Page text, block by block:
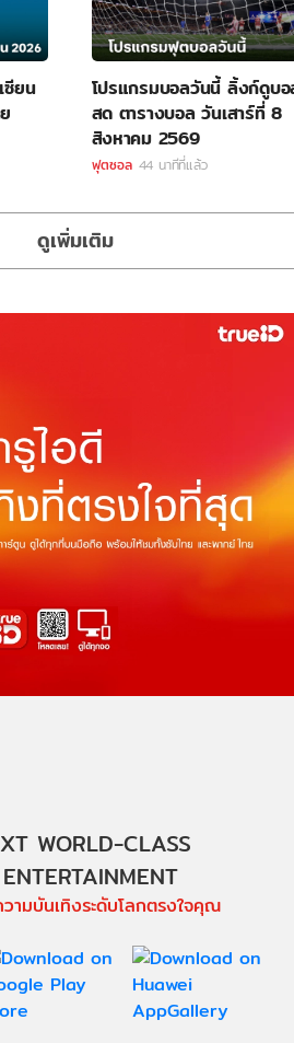
ซียน
โปรแกรมบอลวันนี้ ลิ้งก์ดูบ
สด ตารางบอล วันเสาร์ที่ 8
สิงหาคม 2569
ฟุตซอล 44 นาทีที่แล้ว
ดูเพิ่มเติม
WORLD-CLASS
ามบันเทิงระดับโลกตรงใจคุณ